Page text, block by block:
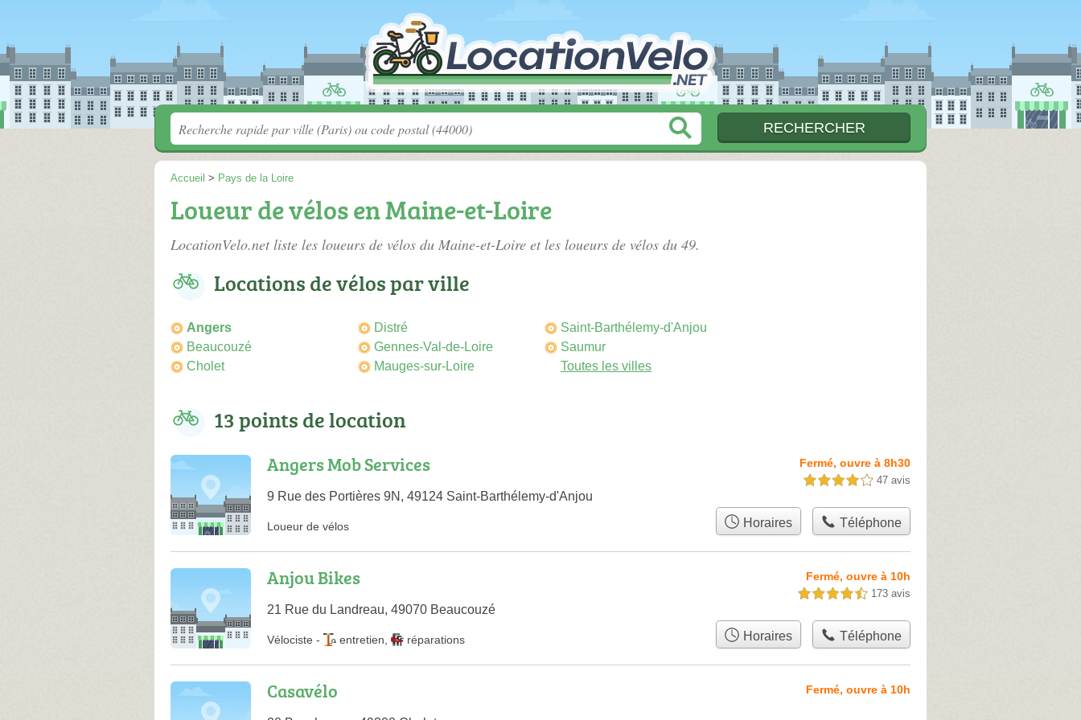
Accueil > Pays de la Loire
Loueur de vélos en Maine-et-Loire
LocationVelo.net liste les loueurs de vélos du Maine-et-Loire et les loueurs de vélos du 49.
Locations de vélos par ville
Angers
Beaucouzé
Cholet
Distré
Gennes-Val-de-Loire
Mauges-sur-Loire
Saint-Barthélemy-d'Anjou
Saumur
Toutes les villes
13 points de location
Angers Mob Services
9 Rue des Portières 9N, 49124 Saint-Barthélemy-d'Anjou
Fermé, ouvre à 8h30
4,0 étoiles sur 5 47 avis
Loueur de vélos Horaires Téléphone
Anjou Bikes
21 Rue du Landreau, 49070 Beaucouzé
Fermé, ouvre à 10h
4,5 étoiles sur 5 173 avis
Vélociste - entretien réparations Horaires Téléphone
Casavélo Fermé, ouvre à 10h